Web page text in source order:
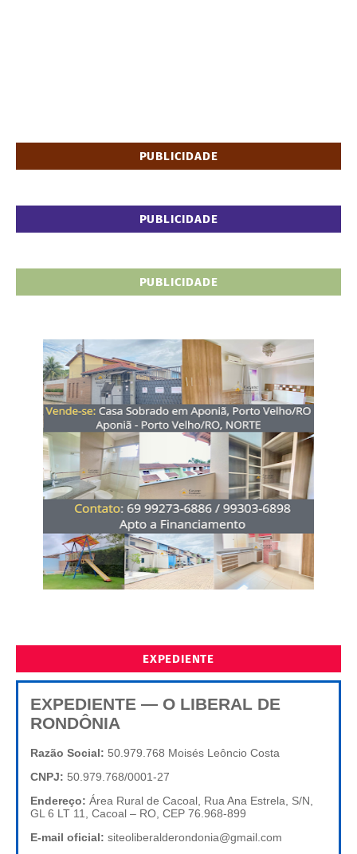
PUBLICIDADE
PUBLICIDADE
PUBLICIDADE
EXPEDIENTE
EXPEDIENTE — O LIBERAL DE
RONDÔNIA
Razão Social: 50.979.768 Moisés Leôncio Costa
CNPJ: 50.979.768/0001-27
Endereço: Área Rural de Cacoal, Rua Ana Estrela, S/N,
GL 6 LT 11, Cacoal – RO, CEP 76.968-899
E-mail oficial: siteoliberalderondonia@gmail.com